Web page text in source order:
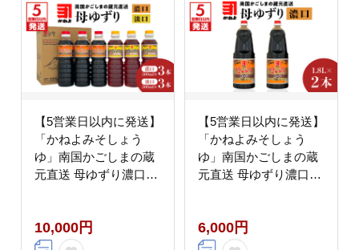
【5営業日以内に発送】
「かねよみそしょう
ゆ」南国かごしまの蔵
元直送 母ゆずり濃口・
10,000円
【5営業日以内に発送】
「かねよみそしょう
ゆ」南国かごしまの蔵
元直送 母ゆずり濃口
6,000円